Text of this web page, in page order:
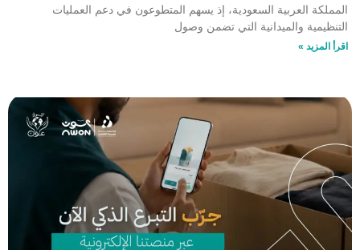
المملكة العربية السعودية، إذ يسهم المتطوعون في دعم العمليات
التنظيمية والميدانية التي تضمن وصول
اقرأ المزيد »